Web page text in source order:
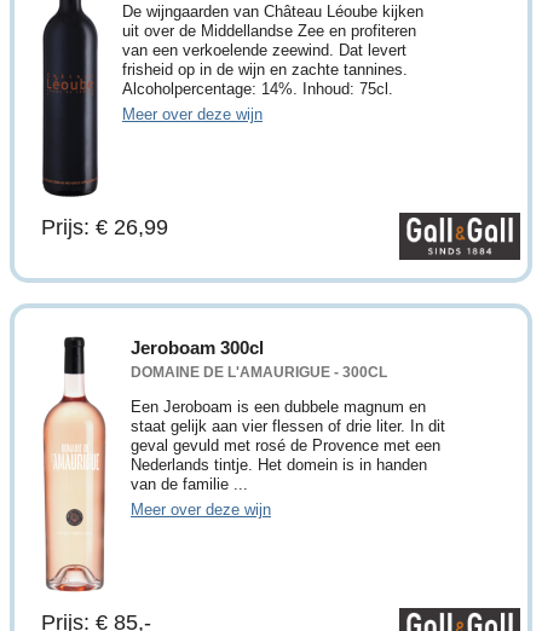
De wijngaarden van Château Léoube kijken
uit over de Middellandse Zee en profiteren
van een verkoelende zeewind. Dat levert
frisheid op in de wijn en zachte tannines.
Alcoholpercentage: 14%. Inhoud: 75cl.
Meer over deze wijn
Prijs: € 26,99
Jeroboam 300cl
DOMAINE DE L'AMAURIGUE - 300CL
Een Jeroboam is een dubbele magnum en
staat gelijk aan vier flessen of drie liter. In dit
geval gevuld met rosé de Provence met een
Nederlands tintje. Het domein is in handen
van de familie ...
Meer over deze wijn
Prijs: € 85,-